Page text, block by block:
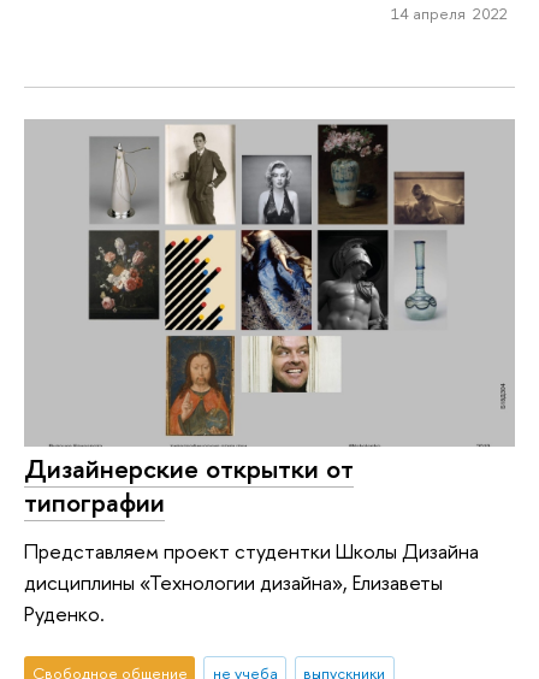
14 апреля 2022
Дизайнерские открытки от
типографии
Представляем проект студентки Школы Дизайна
дисциплины «Технологии дизайна», Елизаветы
Руденко.
Свободное общение не учеба выпускники